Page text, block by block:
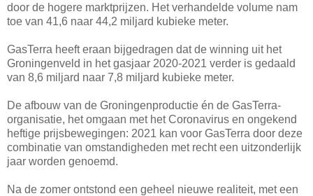
door de hogere marktprijzen. Het verhandelde volume nam
toe van 41,6 naar 44,2 miljard kubieke meter.
GasTerra heeft eraan bijgedragen dat de winning uit het
Groningenveld in het gasjaar 2020-2021 verder is gedaald
van 8,6 miljard naar 7,8 miljard kubieke meter.
De afbouw van de Groningenproductie én de GasTerra-
organisatie, het omgaan met het Coronavirus en ongekend
heftige prijsbewegingen: 2021 kan voor GasTerra door deze
combinatie van omstandigheden met recht een uitzonderlijk
jaar worden genoemd.
Na de zomer ontstond een geheel nieuwe realiteit, met een